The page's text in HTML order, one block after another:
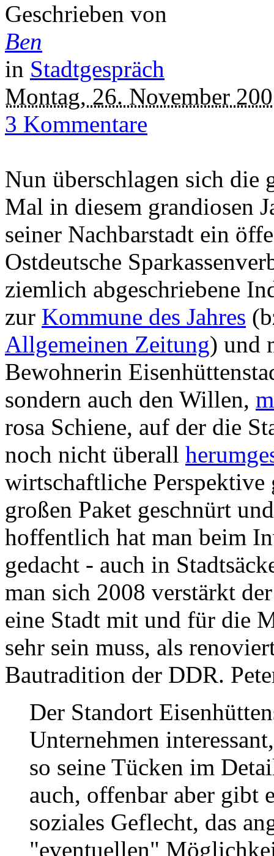
Geschrieben von
Ben
in Stadtgespräch
Montag, 26. November
3 Kommentare
Nun überschlagen sich die
Mal in diesem grandiosen
seiner Nachbarstadt ein
Ostdeutsche
ziemlich abgeschriebene
zur Kommune des Jahres
Allgemeinen Zeitung) und
Bewohnerin
sondern auch den Willen,
rosa Schiene, auf der die
noch nicht überall
wirtschaftliche
großen Paket geschnürt
hoffentlich hat man beim
gedacht - auch in
man sich 2008 verstärkt
eine Stadt mit und für die
sehr sein muss, als
Bautradition der DDR.
Der Standort
Unternehmen
so seine Tücken im
auch, offenbar aber gibt
soziales Geflecht, das
"eventuellen"